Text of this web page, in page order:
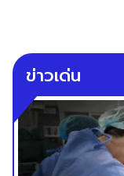
ข่าวเด่น